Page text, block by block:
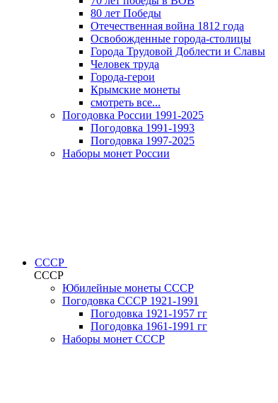
80 лет Победы
Отечественная война 1812 года
Освобожденные города-столицы
Города Трудовой Доблести и Славы
Человек труда
Города-герои
Крымские монеты
смотреть все...
Погодовка России 1991-2025
Погодовка 1991-1993
Погодовка 1997-2025
Наборы монет России
СССР
СССР
Юбилейные монеты СССР
Погодовка СССР 1921-1991
Погодовка 1921-1957 гг
Погодовка 1961-1991 гг
Наборы монет СССР